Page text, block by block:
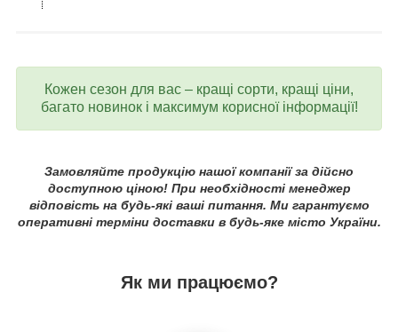
Кожен сезон для вас – кращі сорти, кращі ціни,
багато новинок і максимум корисної інформації!
Замовляйте продукцію нашої компанії за дійсно
доступною ціною! При необхідності менеджер
відповість на будь-які ваші питання. Ми гарантуємо
оперативні терміни доставки в будь-яке місто України.
Як ми працюємо?